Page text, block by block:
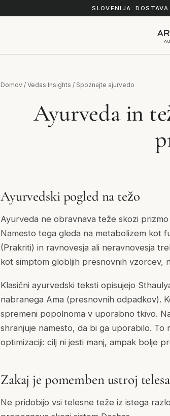
SLOVENIJA:
Domov / Vedas Insights / Spoznajte ajurvedo
Ayurveda in
Ayurvedski pogled na težo
Ayurveda ne obravnava teže skozi
Namesto tega gleda na metabolizem kot
(Prakriti) in ravnovesja ali neravnovesja
kot simptom globljih presnovnih vzorcev,
Klasični ayurvedski teksti opisujejo
nabranega Ama (presnovnih odpadkov).
spremeni popolnoma v uporabno tkivo.
shranjuje namesto, da bi ga uporabilo.
optimizaciji: cilj ni jesti manj, ampak bolje
Zakaj je pomemben ustroj telesa
Ne pridobijo vsi telesne teže iz istega